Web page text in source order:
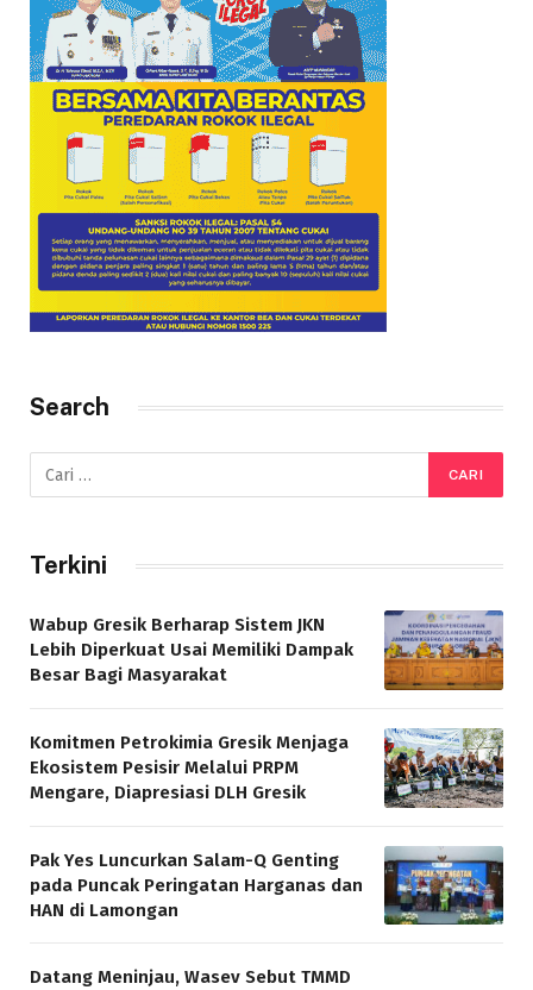
Search
Terkini
Wabup Gresik Berharap Sistem JKN
Lebih Diperkuat Usai Memiliki Dampak
Besar Bagi Masyarakat
Komitmen Petrokimia Gresik Menjaga
Ekosistem Pesisir Melalui PRPM
Mengare, Diapresiasi DLH Gresik
Pak Yes Luncurkan Salam-Q Genting
pada Puncak Peringatan Harganas dan
HAN di Lamongan
Datang Meninjau, Wasev Sebut TMMD